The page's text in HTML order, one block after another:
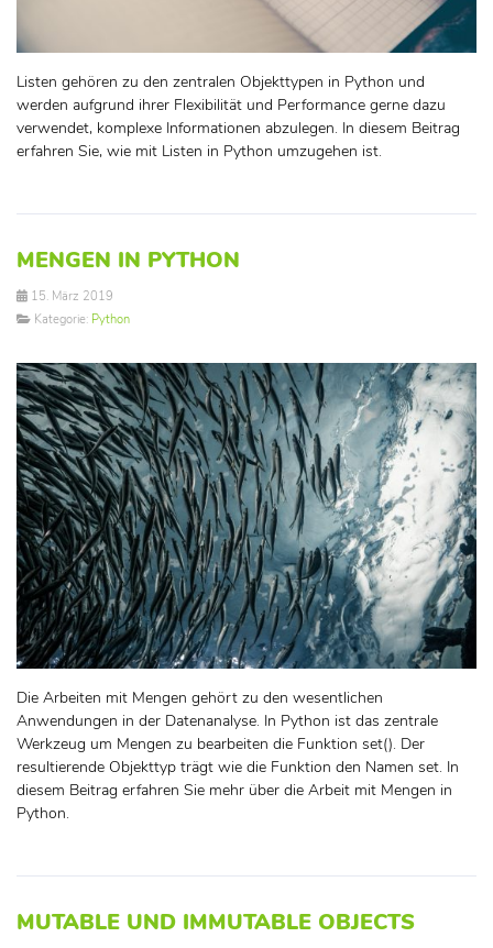
Listen gehören zu den zentralen Objekttypen in Python und
werden aufgrund ihrer Flexibilität und Performance gerne dazu
verwendet, komplexe Informationen abzulegen. In diesem Beitrag
erfahren Sie, wie mit Listen in Python umzugehen ist.
MENGEN IN PYTHON
15. März 2019
Kategorie: Python
Die Arbeiten mit Mengen gehört zu den wesentlichen
Anwendungen in der Datenanalyse. In Python ist das zentrale
Werkzeug um Mengen zu bearbeiten die Funktion set(). Der
resultierende Objekttyp trägt wie die Funktion den Namen set. In
diesem Beitrag erfahren Sie mehr über die Arbeit mit Mengen in
Python.
MUTABLE UND IMMUTABLE OBJECTS